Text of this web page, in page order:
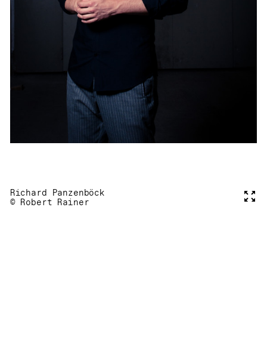
Richard Panzenböck
© Robert Rainer